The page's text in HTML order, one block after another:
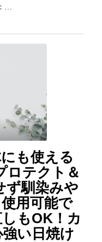
…
も使える
テクト＆
ず馴染みや
用可能で
もOK！カ
い日焼け